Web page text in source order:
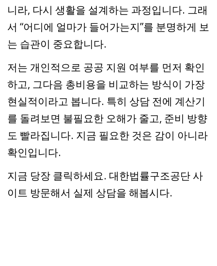
니라, 다시 생활을 설계하는 과정입니다. 그래
서 “어디에 얼마가 들어가는지”를 분명하게 보
는 습관이 중요합니다.
저는 개인적으로 공공 지원 여부를 먼저 확인
하고, 그다음 총비용을 비교하는 방식이 가장
현실적이라고 봅니다. 특히 상담 전에 계산기
를 돌려보면 불필요한 오해가 줄고, 준비 방향
도 빨라집니다. 지금 필요한 것은 감이 아니라
확인입니다.
지금 당장 클릭하세요. 대한법률구조공단 사
이트 방문해서 실제 상담을 해봅시다.